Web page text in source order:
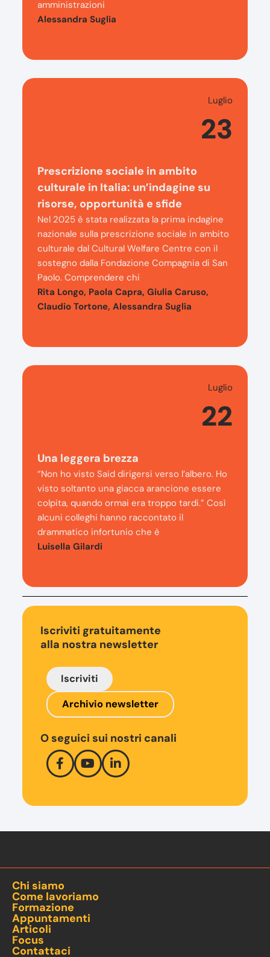
amministrazioni
Alessandra Suglia
Luglio
23
Prescrizione sociale in ambito
culturale in Italia: un’indagine su
risorse, opportunità e sfide
Nel 2025 è stata realizzata la prima indagine
nazionale sulla prescrizione sociale in ambito
culturale dal Cultural Welfare Centre con il
sostegno dalla Fondazione Compagnia di San
Paolo. Comprendere chi
Rita Longo, Paola Capra, Giulia Caruso,
Claudio Tortone, Alessandra Suglia
Luglio
22
Una leggera brezza
“Non ho visto Said dirigersi verso l’albero. Ho
visto soltanto una giacca arancione essere
colpita, quando ormai era troppo tardi.” Così
alcuni colleghi hanno raccontato il
drammatico infortunio che è
Luisella Gilardi
Iscriviti gratuitamente
alla nostra newsletter
Iscriviti
Archivio newsletter
O seguici sui nostri canali
Chi siamo
Come lavoriamo
Formazione
Appuntamenti
Articoli
Focus
Contattaci